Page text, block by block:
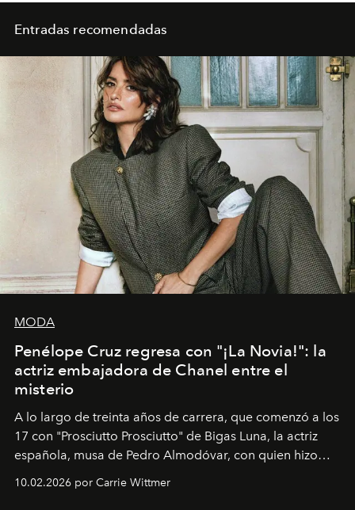
Entradas recomendadas
MODA
Penélope Cruz regresa con "¡La Novia!": la
actriz embajadora de Chanel entre el
misterio
A lo largo de treinta años de carrera, que comenzó a los
17 con "Prosciutto Prosciutto" de Bigas Luna, la actriz
española, musa de Pedro Almodóvar, con quien hizo
Barcelona", ha dividido su tiempo entre Europa y
10.02.2026 por Carrie Wittmer